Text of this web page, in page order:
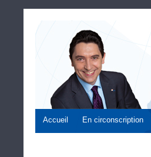
Accueil En circonscription